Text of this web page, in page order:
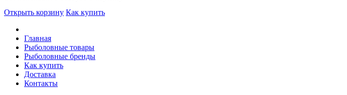
Открыть корзину Как купить
Главная
Рыболовные товары
Рыболовные бренды
Как купить
Доставка
Контакты